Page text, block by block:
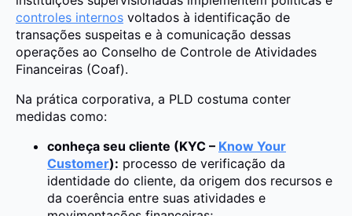
controles internos voltados à identificação de
transações suspeitas e à comunicação dessas
operações ao Conselho de Controle de Atividades
Financeiras (Coaf).
Na prática corporativa, a PLD costuma conter
medidas como:
conheça seu cliente (KYC – Know Your
Customer): processo de verificação da
identidade do cliente, da origem dos recursos e
da coerência entre suas atividades e